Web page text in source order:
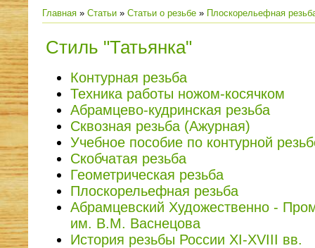
Главная » Статьи » Статьи о резьбе » Плоскорельефная
Стиль "Татьянка"
Контурная резьба
Техника работы ножом-косячком
Абрамцево-кудринская резьба
Сквозная резьба (Ажурная)
Учебное пособие по контурной
Скобчатая резьба
Геометрическая резьба
Плоскорельефная резьба
Абрамцевский Художественно -
им. В.М. Васнецова
История резьбы России XI-XVIII вв.